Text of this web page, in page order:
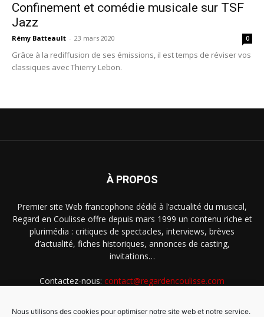
Nous utilisons des cookies pour optimiser notre site web et notre service.
Confinement et comédie musicale sur TSF
Jazz
Rémy Batteault - 23 mars 2020 0
Grâce à la rediffusion de ses émissions, il est temps de réviser vos
classiques avec Thierry Lebon.
À PROPOS
Premier site Web francophone dédié à l’actualité du musical,
Regard en Coulisse offre depuis mars 1999 un contenu riche et
plurimédia : critiques de spectacles, interviews, brèves
d’actualité, fiches historiques, annonces de casting,
invitations…
Contactez-nous: contact@regardencoulisse.com